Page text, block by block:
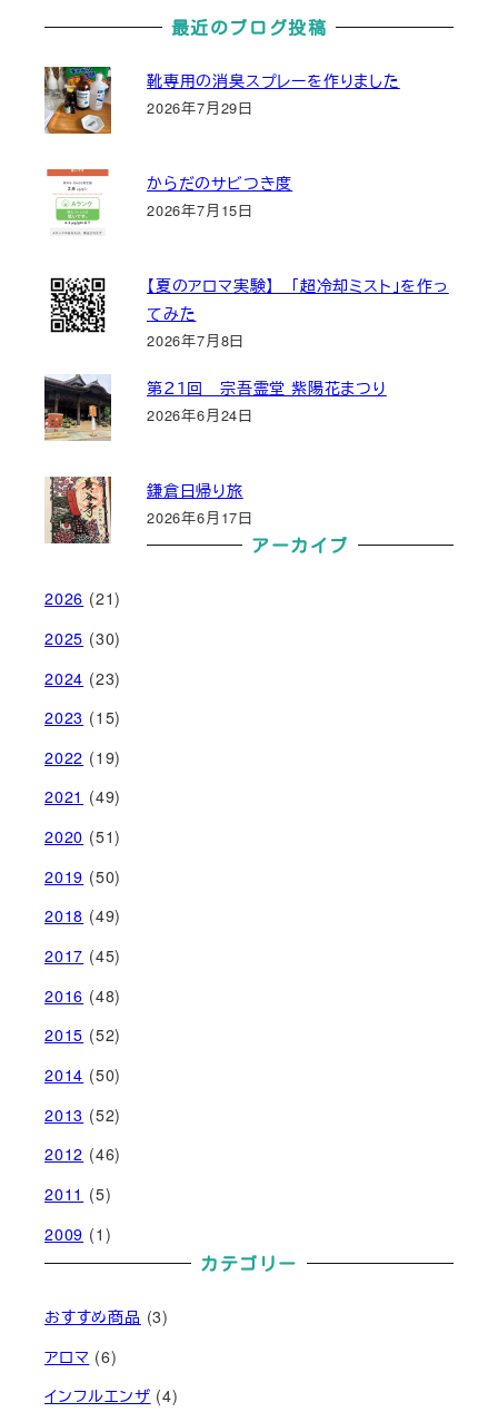
最近のブログ投稿
靴専用の消臭スプレーを作りました
2026年7月29日
からだのサビつき度
2026年7月15日
【夏のアロマ実験】 「超冷却ミスト」を作っ
てみた
2026年7月8日
第２１回 宗吾霊堂 紫陽花まつり
2026年6月24日
鎌倉日帰り旅
2026年6月17日
アーカイブ
2026 (21)
2025 (30)
2024 (23)
2023 (15)
2022 (19)
2021 (49)
2020 (51)
2019 (50)
2018 (49)
2017 (45)
2016 (48)
2015 (52)
2014 (50)
2013 (52)
2012 (46)
2011 (5)
2009 (1)
カテゴリー
おすすめ商品 (3)
アロマ (6)
インフルエンザ (4)